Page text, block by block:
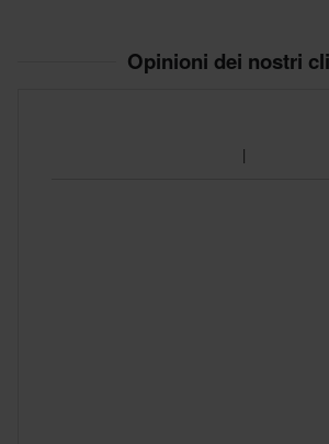
CE EN 17092-3 Class AAOpinioni dei nostri